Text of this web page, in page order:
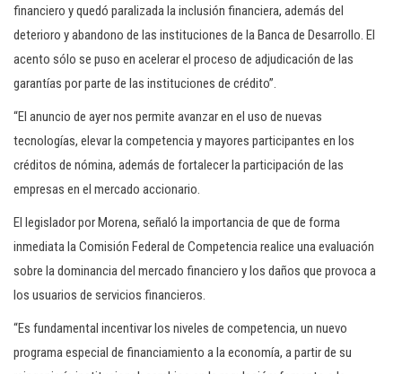
financiero y quedó paralizada la inclusión financiera, además del
deterioro y abandono de las instituciones de la Banca de Desarrollo. El
acento sólo se puso en acelerar el proceso de adjudicación de las
garantías por parte de las instituciones de crédito”.
“El anuncio de ayer nos permite avanzar en el uso de nuevas
tecnologías, elevar la competencia y mayores participantes en los
créditos de nómina, además de fortalecer la participación de las
empresas en el mercado accionario.
El legislador por Morena, señaló la importancia de que de forma
inmediata la Comisión Federal de Competencia realice una evaluación
sobre la dominancia del mercado financiero y los daños que provoca a
los usuarios de servicios financieros.
“Es fundamental incentivar los niveles de competencia, un nuevo
programa especial de financiamiento a la economía, a partir de su